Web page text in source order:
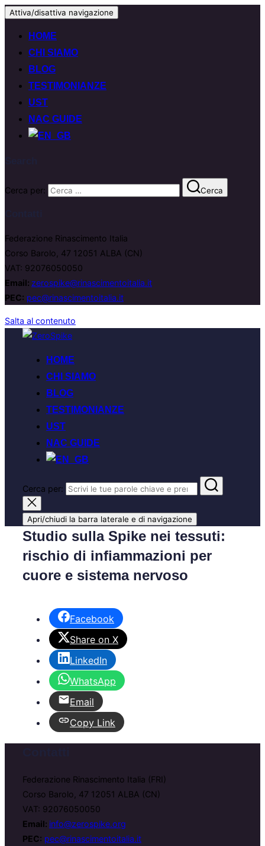
Attiva/disattiva navigazione
HOME
CHI SIAMO
BLOG
TESTIMONIANZE
UST
NAC GUIDE
Cerca per: Cerca
Federazione Rinascimento Italia
Corso Barolo, 47 12051 ALBA (CN)
VAT: 92076050050
Email: zerospike@rinascimentoitalia.it
PEC: pec@rinascimentoitalia.it
Salta al contenuto
HOME
CHI SIAMO
BLOG
TESTIMONIANZE
UST
NAC GUIDE
Cerca per:
Apri/chiudi la barra laterale e di navigazione
Studio sulla Spike nei tessuti:
rischio di infiammazioni per
cuore e sistema nervoso
Facebook
Share on X
LinkedIn
WhatsApp
Email
Copy Link
Federazione Rinascimento Italia (FRI)
Corso Barolo, 47 12051 ALBA (CN)
VAT: 92076050050
Email: info@zerospike.org
PEC: pec@rinascimentoitalia.it